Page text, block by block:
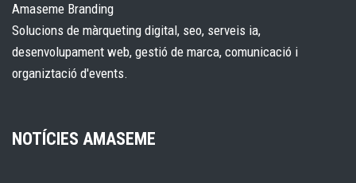
Amaseme Branding
Solucions de màrqueting digital, seo, serveis ia,
desenvolupament web, gestió de marca, comunicació i
organiztació d'events.
NOTÍCIES AMASEME